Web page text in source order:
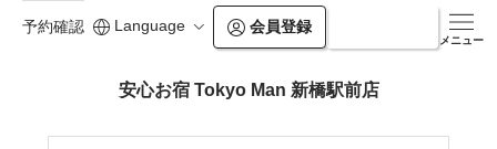
予約確認 Language 会員登録
メニュー
安心お宿 Tokyo Man 新橋駅前店